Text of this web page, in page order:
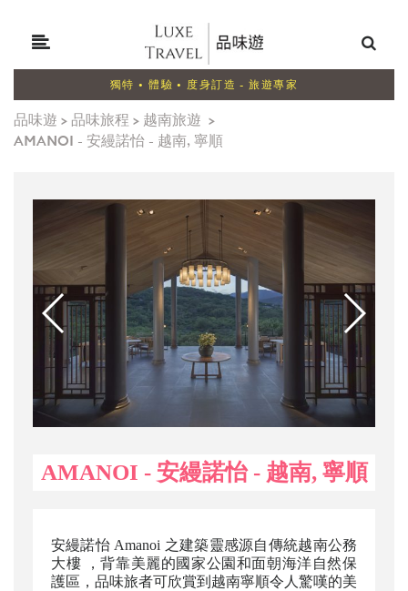
獨特 • 體驗 • 度身訂造 - 旅遊專家
品味遊 > 品味旅程 > 越南旅遊 >
AMANOI - 安縵諾怡 - 越南, 寧順
AMANOI - 安縵諾怡 - 越南, 寧順
安縵諾怡 Amanoi 之建築靈感源自傳統越南公務
大樓 ，背靠美麗的國家公園和面朝海洋自然保
護區，品味旅者可欣賞到 越南寧順令人驚嘆的美